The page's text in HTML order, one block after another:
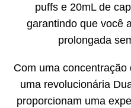
puffs e 20mL de
garantindo que você
prolongada
Com uma
uma revolucionária
proporcionam uma